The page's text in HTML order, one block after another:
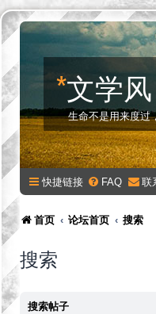
*文学风
生命不是用来度过
快捷链接 FAQ 联
首页 论坛首页 搜索
搜索
搜索帖子